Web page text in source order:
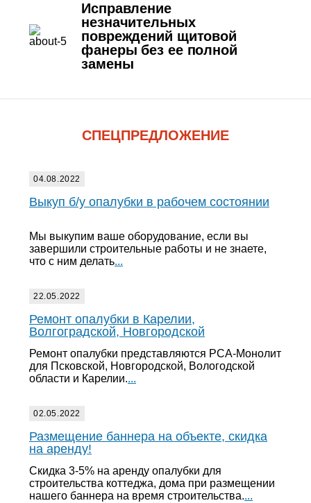
Исправление
незначительных
повреждений щитовой
фанеры без ее полной
замены
СПЕЦПРЕДЛОЖЕНИЕ
04.08.2022
Выкуп б/у опалубки в рабочем состоянии
Мы выкупим ваше оборудование, если вы
завершили строительные работы и не знаете,
что с ним делать...
22.05.2022
Ремонт опалубки в Карелии,
Волгоградской, Новгородской
Ремонт опалубки представляются РСА-Монолит
для Псковской, Новгородской, Вологодской
области и Карелии....
02.05.2022
Размещение баннера на объекте, скидка
на аренду!
Скидка 3-5% на аренду опалубки для
строительства коттеджа, дома при размещении
нашего баннера на время строительства....